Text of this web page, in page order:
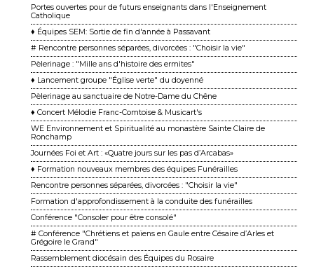
Portes ouvertes pour de futurs enseignants dans l'Enseignement
Catholique
♦ Équipes SEM: Sortie de fin d'année à Passavant
# Rencontre personnes séparées, divorcées : "Choisir la vie"
Pèlerinage : "Mille ans d'histoire des ermites"
♦ Lancement groupe "Église verte" du doyenné
Pèlerinage au sanctuaire de Notre-Dame du Chêne
♦ Concert Mélodie Franc-Comtoise & Musicart's
WE Environnement et Spiritualité au monastère Sainte Claire de
Ronchamp
Journées Foi et Art : «Quatre jours sur les pas d’Arcabas»
♦ Formation nouveaux membres des équipes Funérailles
Rencontre personnes séparées, divorcées : "Choisir la vie"
Formation d'approfondissement à la conduite des funérailles
Conférence "Consoler pour être consolé"
# Conférence "Chrétiens et païens en Gaule entre Césaire d’Arles et
Grégoire le Grand"
Rassemblement diocésain des Équipes du Rosaire